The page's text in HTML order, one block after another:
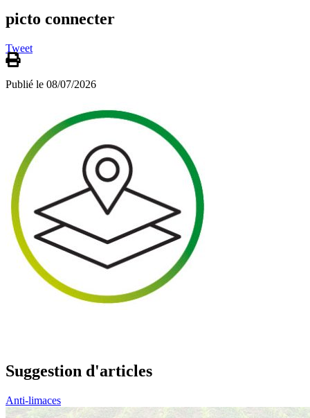
picto connecter
Tweet
Publié le 08/07/2026
Suggestion d'articles
Anti-limaces